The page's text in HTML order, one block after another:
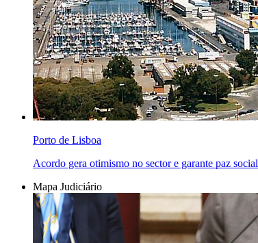
Porto de Lisboa
Acordo gera otimismo no sector e garante paz social
Mapa Judiciário